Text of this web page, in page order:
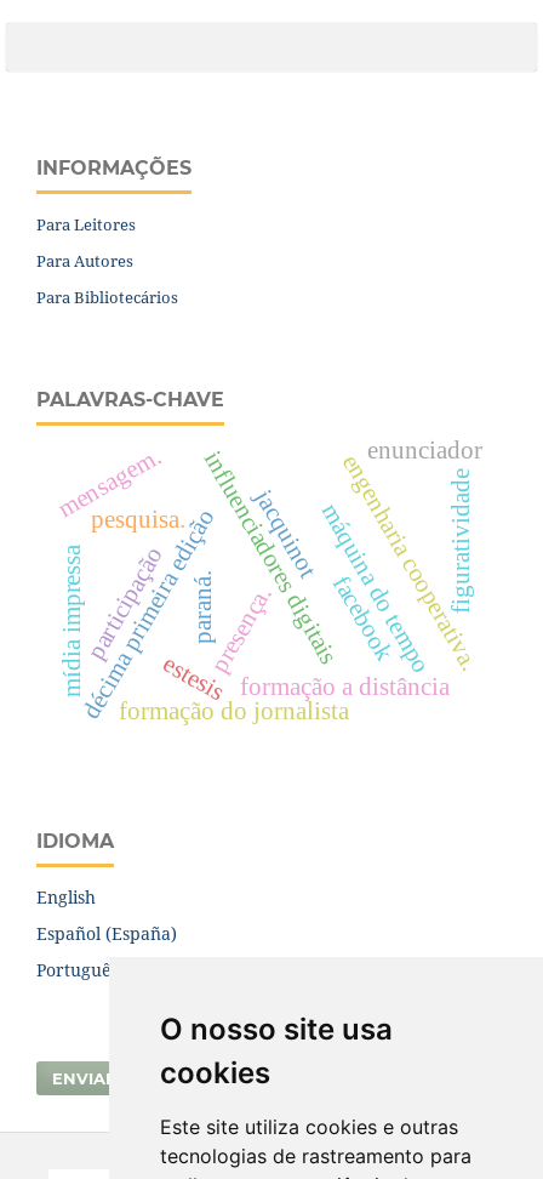
O nosso site usa
cookies
Este site utiliza cookies e outras
tecnologias de rastreamento para
INFORMAÇÕES
Para Leitores
Para Autores
Para Bibliotecários
PALAVRAS-CHAVE
influenciadores digitaisengenharia cooperativa.
formação a distância
jacquinot
presença.
décima primeira edição máquina do tempo
pesquisa.
formação do jornalista
participação paraná.
mensagem. enunciador
estesis
figuratividade
mídia impressa facebook
IDIOMA
English
Español (España)
Português (Brasil)
ENVIAR SUBMISSÃO